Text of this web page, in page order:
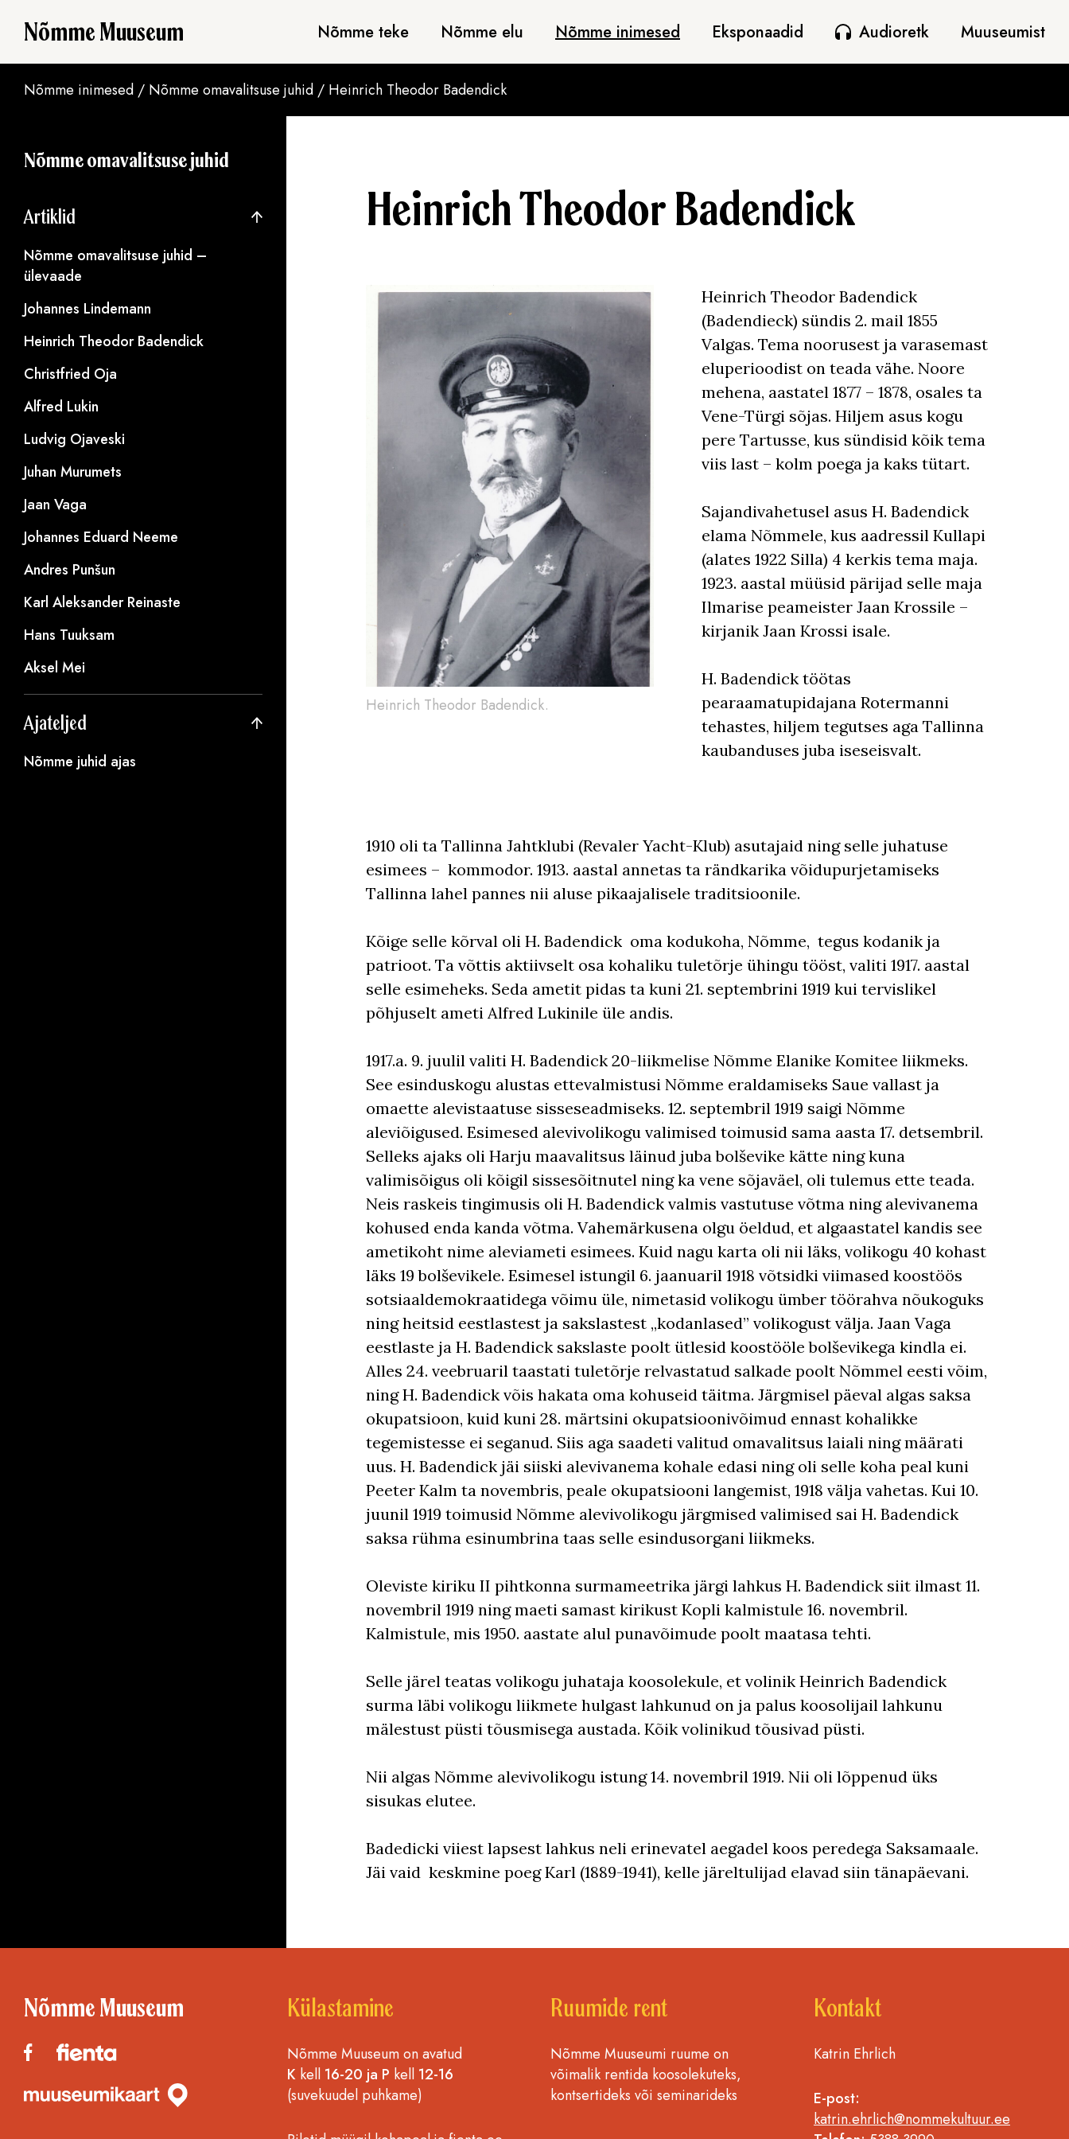
Nõmme Muuseum Nõmme teke Nõmme elu Nõmme inimesed Eksponaadid Audioretk Muuseumist
Nõmme inimesed / Nõmme omavalitsuse juhid / Heinrich Theodor Badendick
Nõmme omavalitsuse juhid
Artiklid
Nõmme omavalitsuse juhid –
ülevaade
Johannes Lindemann
Heinrich Theodor Badendick
Christfried Oja
Alfred Lukin
Ludvig Ojaveski
Juhan Murumets
Jaan Vaga
Johannes Eduard Neeme
Andres Punšun
Karl Aleksander Reinaste
Hans Tuuksam
Aksel Mei
Ajateljed
Nõmme juhid ajas
Heinrich Theodor Badendick
Heinrich Theodor Badendick.
Heinrich Theodor Badendick
(Badendieck) sündis 2. mail 1855
Valgas. Tema noorusest ja varasemast
eluperioodist on teada vähe. Noore
mehena, aastatel 1877 – 1878, osales ta
Vene-Türgi sõjas. Hiljem asus kogu
pere Tartusse, kus sündisid kõik tema
viis last – kolm poega ja kaks tütart.
Sajandivahetusel asus H. Badendick
elama Nõmmele, kus aadressil Kullapi
(alates 1922 Silla) 4 kerkis tema maja.
1923. aastal müüsid pärijad selle maja
Ilmarise peameister Jaan Krossile –
kirjanik Jaan Krossi isale.
H. Badendick töötas
pearaamatupidajana Rotermanni
tehastes, hiljem tegutses aga Tallinna
kaubanduses juba iseseisvalt.
1910 oli ta Tallinna Jahtklubi (Revaler Yacht-Klub) asutajaid ning selle juhatuse
esimees – kommodor. 1913. aastal annetas ta rändkarika võidupurjetamiseks
Tallinna lahel pannes nii aluse pikaajalisele traditsioonile.
Kõige selle kõrval oli H. Badendick oma kodukoha, Nõmme, tegus kodanik ja
patrioot. Ta võttis aktiivselt osa kohaliku tuletõrje ühingu tööst, valiti 1917. aastal
selle esimeheks. Seda ametit pidas ta kuni 21. septembrini 1919 kui tervislikel
põhjuselt ameti Alfred Lukinile üle andis.
1917.a. 9. juulil valiti H. Badendick 20-liikmelise Nõmme Elanike Komitee liikmeks.
See esinduskogu alustas ettevalmistusi Nõmme eraldamiseks Saue vallast ja
omaette alevistaatuse sisseseadmiseks. 12. septembril 1919 saigi Nõmme
aleviõigused. Esimesed alevivolikogu valimised toimusid sama aasta 17. detsembril.
Selleks ajaks oli Harju maavalitsus läinud juba bolševike kätte ning kuna
valimisõigus oli kõigil sissesõitnutel ning ka vene sõjaväel, oli tulemus ette teada.
Neis raskeis tingimusis oli H. Badendick valmis vastutuse võtma ning alevivanema
kohused enda kanda võtma. Vahemärkusena olgu öeldud, et algaastatel kandis see
ametikoht nime aleviameti esimees. Kuid nagu karta oli nii läks, volikogu 40 kohast
läks 19 bolševikele. Esimesel istungil 6. jaanuaril 1918 võtsidki viimased koostöös
sotsiaaldemokraatidega võimu üle, nimetasid volikogu ümber töörahva nõukoguks
ning heitsid eestlastest ja sakslastest „kodanlased” volikogust välja. Jaan Vaga
eestlaste ja H. Badendick sakslaste poolt ütlesid koostööle bolševikega kindla ei.
Alles 24. veebruaril taastati tuletõrje relvastatud salkade poolt Nõmmel eesti võim,
ning H. Badendick võis hakata oma kohuseid täitma. Järgmisel päeval algas saksa
okupatsioon, kuid kuni 28. märtsini okupatsioonivõimud ennast kohalikke
tegemistesse ei seganud. Siis aga saadeti valitud omavalitsus laiali ning määrati
uus. H. Badendick jäi siiski alevivanema kohale edasi ning oli selle koha peal kuni
Peeter Kalm ta novembris, peale okupatsiooni langemist, 1918 välja vahetas. Kui 10.
juunil 1919 toimusid Nõmme alevivolikogu järgmised valimised sai H. Badendick
saksa rühma esinumbrina taas selle esindusorgani liikmeks.
Oleviste kiriku II pihtkonna surmameetrika järgi lahkus H. Badendick siit ilmast 11.
novembril 1919 ning maeti samast kirikust Kopli kalmistule 16. novembril.
Kalmistule, mis 1950. aastate alul punavõimude poolt maatasa tehti.
Selle järel teatas volikogu juhataja koosolekule, et volinik Heinrich Badendick
surma läbi volikogu liikmete hulgast lahkunud on ja palus koosolijail lahkunu
mälestust püsti tõusmisega austada. Kõik volinikud tõusivad püsti.
Nii algas Nõmme alevivolikogu istung 14. novembril 1919. Nii oli lõppenud üks
sisukas elutee.
Badedicki viiest lapsest lahkus neli erinevatel aegadel koos peredega Saksamaale.
Jäi vaid keskmine poeg Karl (1889-1941), kelle järeltulijad elavad siin tänapäevani.
Nõmme Muuseum Külastamine
Nõmme Muuseum on avatud
K kell 16-20 ja P kell 12-16
(suvekuudel puhkame)
Ruumide rent
Nõmme Muuseumi ruume on
võimalik rentida koosolekuteks,
kontsertideks või seminarideks
Kontakt
Katrin Ehrlich
E-post:
katrin.ehrlich@nommekultuur.ee